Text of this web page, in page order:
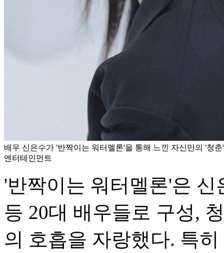
배우 신은수가 '반짝이는 워터멜론'을 통해 느낀 자신만의 '청
엔터테인먼트
'반짝이는 워터멜론'은
등 20대 배우들로 구성,
의 호흡을 자랑했다. 특